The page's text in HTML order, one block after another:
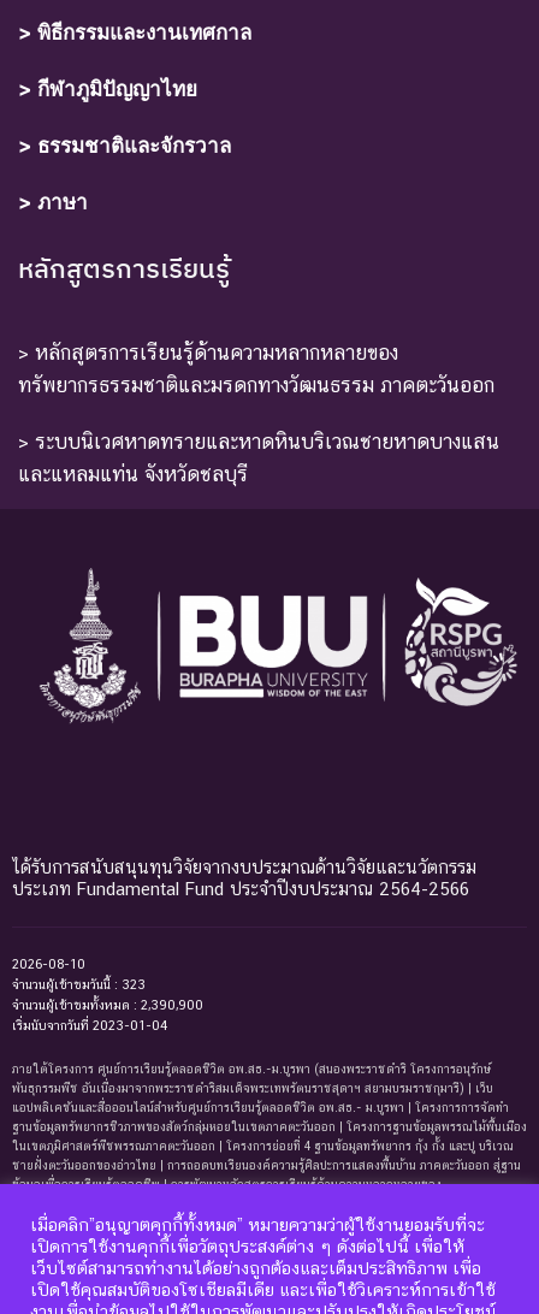
> พิธีกรรมและงานเทศกาล
> กีฬาภูมิปัญญาไทย
> ธรรมชาติและจักรวาล
> ภาษา
หลักสูตรการเรียนรู้
> หลักสูตรการเรียนรู้ด้านความหลากหลายของ
ทรัพยากรธรรมชาติและมรดกทางวัฒนธรรม ภาคตะวันออก
> ระบบนิเวศหาดทรายและหาดหินบริเวณชายหาดบางแสน
และแหลมแท่น จังหวัดชลบุรี
ได้รับการสนับสนุนทุนวิจัยจากงบประมาณด้านวิจัยและนวัตกรรม
ประเภท Fundamental Fund ประจำปีงบประมาณ 2564-2566
2026-08-10
จำนวนผู้เข้าชมวันนี้ : 323
จำนวนผู้เข้าชมทั้งหมด : 2,390,900
เริ่มนับจากวันที่ 2023-01-04
ภายใต้โครงการ ศูนย์การเรียนรู้ตลอดชีวิต อพ.สธ.-ม.บูรพา (สนองพระราชดำริ โครงการอนุรักษ์
พันธุกรรมพืช อันเนื่องมาจากพระราชดำริสมเด็จพระเทพรัตนราชสุดาฯ สยามบรมราชกุมารี) | เว็บ
แอปพลิเคชันและสื่อออนไลน์สำหรับศูนย์การเรียนรู้ตลอดชีวิต อพ.สธ.- ม.บูรพา | โครงการการจัดทํา
ฐานข้อมูลทรัพยากรชีวภาพของสัตว์กลุ่มหอยในเขตภาคตะวันออก | โครงการฐานข้อมูลพรรณไม้พื้นเมือง
ในเขตภูมิศาสตร์พืชพรรณภาคตะวันออก | โครงการย่อยที่ 4 ฐานข้อมูลทรัพยากร กุ้ง กั้ง และปู บริเวณ
ชายฝั่งตะวันออกของอ่าวไทย | การถอดบทเรียนองค์ความรู้ศิลปะการแสดงพื้นบ้าน ภาคตะวันออก สู่ฐาน
ข้อมูลเพื่อการเรียนรู้ตลอดชีพ | การพัฒนาหลักสูตรการเรียนรู้ด้านความหลากหลายของ
ประเทศไทย | ฐานข้อมูลเพรียงหินในเขตภาคตะวันออกของประเทศไทย | ฐานข้อมูลทรัพยากรหญ้าทะเล
บริเวณชายฝั่งตะวันออกของอ่าวไทย | ฐานข้อมูลทรัพยากรแพลงก์ตอนทะเลและสาหร่ายทะเลบริเวณ
ชายฝั่งทะเลตะวันออกของอ่าวไทย | ฐานข้อมูลแมงมุมอันดับฐาน Mygalomorphae ในเขตภาคตะวันออก
ของประเทศไทย | โครงการการถอดบทเรียนองค์ความรู้ระบบนิเวศหาดทรายและหาดหินบริเวณชายหาด
บางแสนและแหลมแท่น จังหวัดชลบุรี เพื่อการจัดทำฐานข้อมูลและการพัฒนาหลักสูตรการเรียนรู้ด้าน
เมื่อคลิก”อนุญาตคุกกี้ทั้งหมด” หมายความว่าผู้ใช้งานยอมรับที่จะ
เปิดการใช้งานคุกกี้เพื่อวัตถุประสงค์ต่าง ๆ ดังต่อไปนี้ เพื่อให้
เว็บไซต์สามารถทำงานได้อย่างถูกต้องและเต็มประสิทธิภาพ เพื่อ
เปิดใช้คุณสมบัติของโซเชียลมีเดีย และเพื่อใช้วิเคราะห์การเข้าใช้